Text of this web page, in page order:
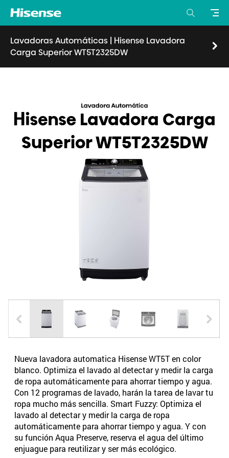
Lavadoras Automáticas | Hisense Lavadora
Carga Superior WT5T2325DW
Visión general
Donde comprar
Hisense Lavadora Carga
Superior WT5T2325DW
Nueva lavadora automatica Hisense WT5T en color
blanco. Optimiza el lavado al detectar y medir la carga
de ropa automáticamente para ahorrar tiempo y agua.
Con 12 programas de lavado, harán la tarea de lavar tu
ropa mucho más sencilla. Smart Fuzzy: Optimiza el
lavado al detectar y medir la carga de ropa
automáticamente para ahorrar tiempo y agua. Y con
su función Aqua Preserve, reserva el agua del último
enjuague para reutilizar y ser más ecológico.